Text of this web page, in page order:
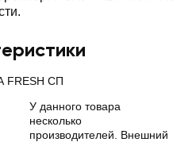
FRESH СП
У данного товара
несколько
производителей. Внешний